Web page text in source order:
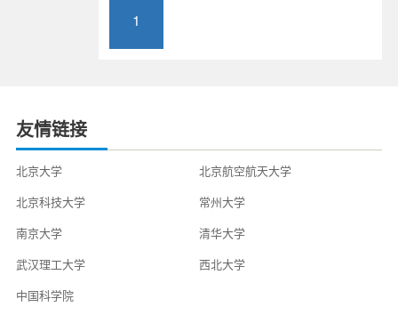
1
友情链接
北京大学
北京航空航天大学
北京科技大学
常州大学
南京大学
清华大学
武汉理工大学
西北大学
中国科学院